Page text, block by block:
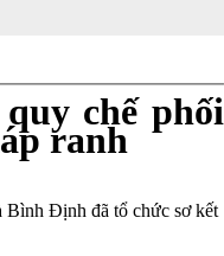
chế phối
ranh
Bình Định đã tổ chức sơ kết